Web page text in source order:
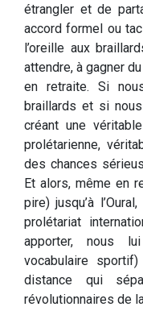
étrangler et de
accord formel ou
l’oreille aux
attendre, à gagner
en retraite. Si
braillards et si
créant une
prolétarienne,
des chances
Et alors, même en
pire) jusqu’à
prolétariat
apporter, nous
vocabulaire
distance qui
révolutionnaires de